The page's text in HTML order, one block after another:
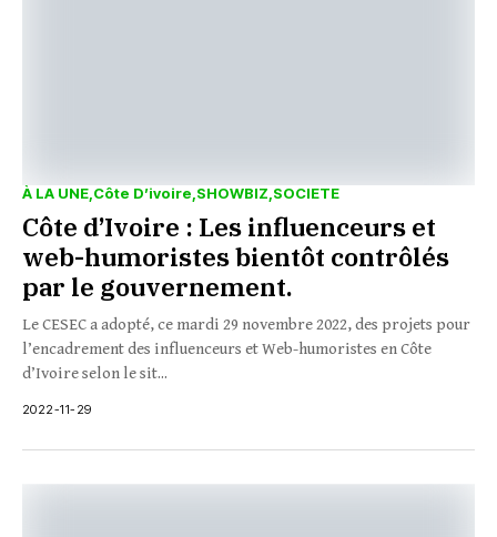
À LA UNE Côte D’ivoire SHOWBIZ SOCIETE
Côte d’Ivoire : Les influenceurs et
web-humoristes bientôt contrôlés
par le gouvernement.
Le CESEC a adopté, ce mardi 29 novembre 2022, des projets pour
l’encadrement des influenceurs et Web-humoristes en Côte
d’Ivoire selon le sit...
2022-11-29